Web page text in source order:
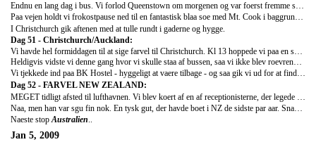
Endnu en lang dag i bus. Vi forlod Queenstown om morgenen og var foerst fremme sidst paa eftermiddagen. Heldigvis er vi nu saa vant til de lange straekninger, at vi faktisk bare nyder at sidde og blive transporteret rundtuden at skulle taenke.
Paa vejen holdt vi frokostpause ned til en fantastisk blaa soe med Mt. Cook i baggrunden. Rarhed.
I Christchurch gik aftenen med at tulle rundt i gaderne og hygge.
Dag 51 - Christchurch/Auckland:
Vi havde hel formiddagen til at sige farvel til Christchurch. Kl 13 hoppede vi paa en shuttle til lufthavnen, og saa var det afsted til Auckland, hvor vi ankom sidst paa eftermiddagen.
Heldigvis vidste vi denne gang hvor vi skulle staa af bussen, saa vi ikke blev roevrendt af chauffoeren lige som sidste gang :)
Vi tjekkede ind paa BK Hostel - hyggeligt at vaere tilbage - og saa gik vi ud for at finde en restaurant og tage ordentlig afsked med New Zealand efter naesten en maaned med en masse fantastiske oplevelser.
Dag 52 - FARVEL NEW ZEALAND:
Naa, men han var sgu fin nok. En tysk gut, der havde boet i NZ de sidste par aar. Snakkede hele vejen og ville bare gerne tjene lidt ekstra. (Loenningerne i NZ er ringe). Det endte med at vaere billigere end bussen, saa det var jo fint.
Naeste stopAustralien..
Jan 5, 2009